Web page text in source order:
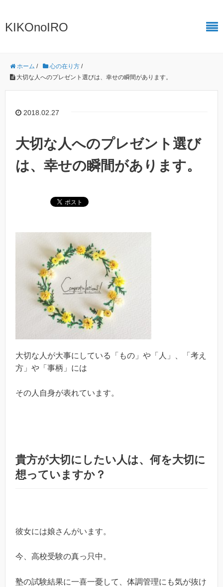
KIKOnoIRO
ホーム / 心の在り方 /
大切な人へのプレゼント選びは、幸せの瞬間があります。
2018.02.27
大切な人へのプレゼント選び
は、幸せの瞬間があります。
大切な人が大事にしている「もの」や「人」、「考え
方」や「事柄」には
その人自身が表れています。
貴方が大切にしたい人は、何を大切に
想っていますか？
彼女には娘さんがいます。
今、高校受験の真っ只中。
塾の試験結果に一喜一憂して、体調管理にも気が抜け